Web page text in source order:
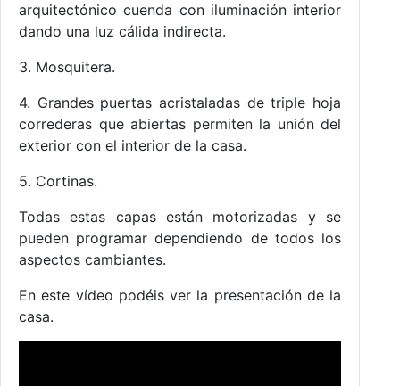
arquitectónico cuenda con iluminación interior
dando una luz cálida indirecta.
3. Mosquitera.
4. Grandes puertas acristaladas de triple hoja
correderas que abiertas permiten la unión del
exterior con el interior de la casa.
5. Cortinas.
Todas estas capas están motorizadas y se
pueden programar dependiendo de todos los
aspectos cambiantes.
En este vídeo podéis ver la presentación de la
casa.